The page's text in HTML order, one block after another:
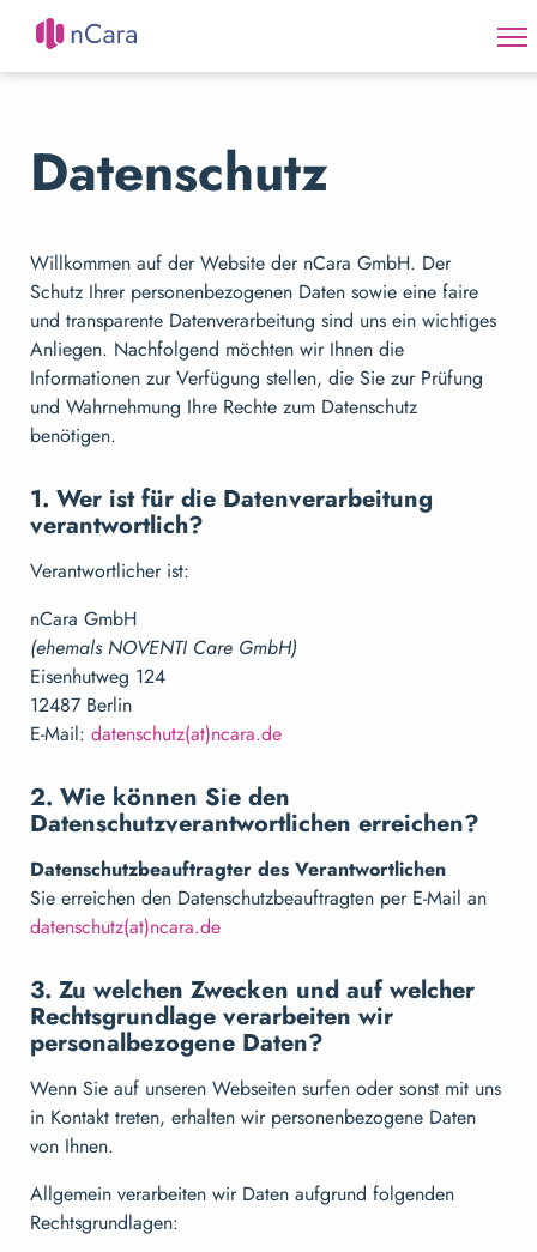
Datenschutz
Willkommen auf der Website der nCara GmbH. Der
Schutz Ihrer personenbezogenen Daten sowie eine faire
und transparente Datenverarbeitung sind uns ein wichtiges
Anliegen. Nachfolgend möchten wir Ihnen die
Informationen zur Verfügung stellen, die Sie zur Prüfung
und Wahrnehmung Ihre Rechte zum Datenschutz
benötigen.
1. Wer ist für die Datenverarbeitung
verantwortlich?
Verantwortlicher ist:
nCara GmbH
(ehemals NOVENTI Care GmbH)
Eisenhutweg 124
12487 Berlin
E-Mail: datenschutz(at)ncara.de
2. Wie können Sie den
Datenschutzverantwortlichen erreichen?
Datenschutzbeauftragter des Verantwortlichen
Sie erreichen den Datenschutzbeauftragten per E-Mail an
datenschutz(at)ncara.de
3. Zu welchen Zwecken und auf welcher
Rechtsgrundlage verarbeiten wir
personalbezogene Daten?
Wenn Sie auf unseren Webseiten surfen oder sonst mit uns
in Kontakt treten, erhalten wir personenbezogene Daten
von Ihnen.
Allgemein verarbeiten wir Daten aufgrund folgenden
Rechtsgrundlagen: